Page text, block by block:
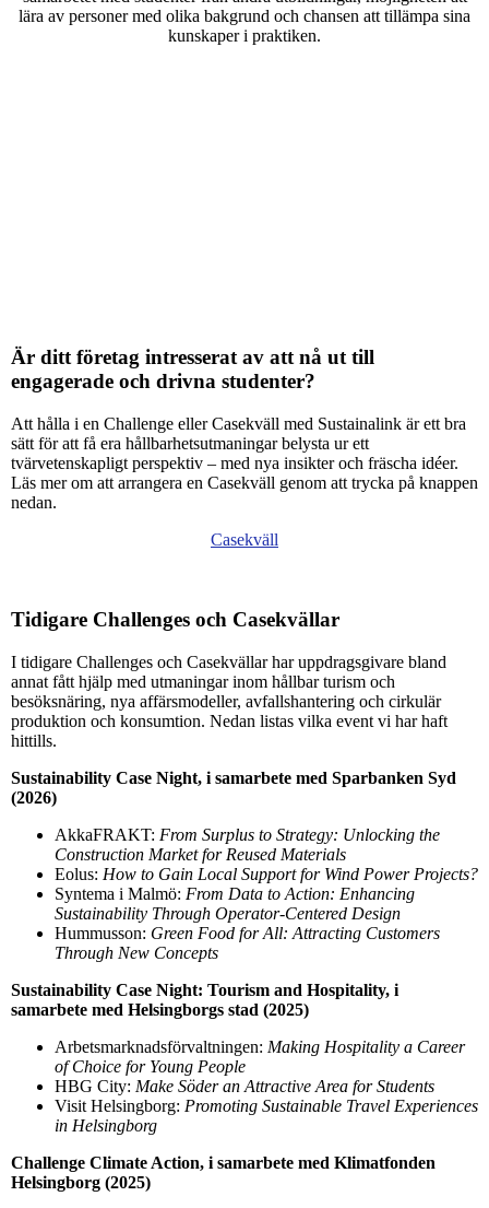
lära av personer med olika bakgrund och chansen att tillämpa sina
kunskaper i praktiken.
Är ditt företag intresserat av att nå ut till
engagerade och drivna studenter?
Att hålla i en Challenge eller Casekväll med Sustainalink är ett bra
sätt för att få era hållbarhetsutmaningar belysta ur ett
tvärvetenskapligt perspektiv – med nya insikter och fräscha idéer.
Läs mer om att arrangera en Casekväll genom att trycka på knappen
nedan.
Casekväll
Tidigare Challenges och Casekvällar
I tidigare Challenges och Casekvällar har uppdragsgivare bland
annat fått hjälp med utmaningar inom hållbar turism och
besöksnäring, nya affärsmodeller, avfallshantering och cirkulär
produktion och konsumtion. Nedan listas vilka event vi har haft
hittills.
Sustainability Case Night, i samarbete med Sparbanken Syd
(2026)
AkkaFRAKT: From Surplus to Strategy: Unlocking the
Construction Market for Reused Materials
Eolus: How to Gain Local Support for Wind Power Projects?
Syntema i Malmö: From Data to Action: Enhancing
Sustainability Through Operator-Centered Design
Hummusson: Green Food for All: Attracting Customers
Through New Concepts
Sustainability Case Night: Tourism and Hospitality, i
samarbete med Helsingborgs stad (2025)
Arbetsmarknadsförvaltningen: Making Hospitality a Career
of Choice for Young People
HBG City: Make Söder an Attractive Area for Students
Visit Helsingborg: Promoting Sustainable Travel Experiences
in Helsingborg
Challenge Climate Action, i samarbete med Klimatfonden
Helsingborg (2025)